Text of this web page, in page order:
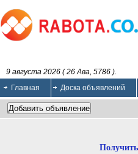
9 августа 2026 ( 26 Ава, 5786 ).
Главная
Доска объявлений